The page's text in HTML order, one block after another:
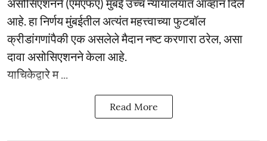
असोसिएशनने (एमएफए) मुंबई उच्च न्यायालयात आव्हान दिले
आहे. हा निर्णय मुंबईतील अत्यंत महत्त्वाच्या फुटबॉल
क्रीडांगणांपैकी एक असलेले मैदान नष्ट करणारा ठरेल, असा
दावा असोसिएशनने केला आहे.
याचिकेद्वारे म ...
Read More